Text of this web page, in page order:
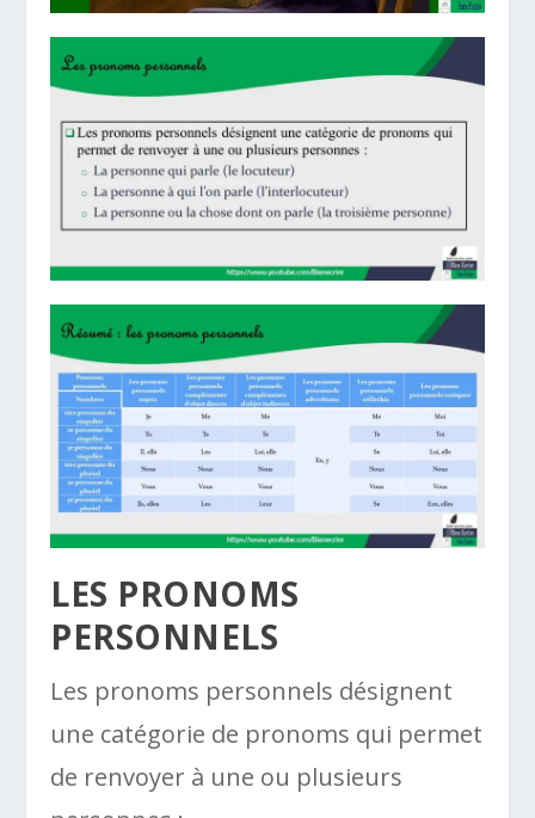
LES PRONOMS
PERSONNELS
Les pronoms personnels désignent
une catégorie de pronoms qui permet
de renvoyer à une ou plusieurs